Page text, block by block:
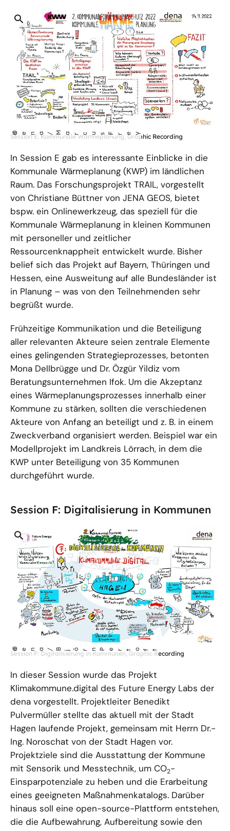
öffnet
in
einer
vergrößerten
Darstellung
©
dena/
Ma rcus Frey
Session E: Kommunale Wärmeplanung, Graphic Recording
In Session E gab es interessante Einblicke in die
Kommunale Wärmeplanung (KWP) im ländlichen
Raum. Das Forschungsprojekt TRAIL, vorgestellt
von Christiane Büttner von JENA GEOS, bietet
bspw. ein Onlinewerkzeug, das speziell für die
Kommunale Wärmeplanung in kleinen Kommunen
mit personeller und zeitlicher
Ressourcenknappheit entwickelt wurde. Bisher
belief sich das Projekt auf Bayern, Thüringen und
Hessen, eine Ausweitung auf alle Bundesländer ist
in Planung – was von den Teilnehmenden sehr
begrüßt wurde.
Frühzeitige Kommunikation und die Beteiligung
aller relevanten Akteure seien zentrale Elemente
eines gelingenden Strategieprozesses, betonten
Mona Dellbrügge und Dr. Özgür Yildiz vom
Beratungsunternehmen Ifok. Um die Akzeptanz
eines Wärmeplanungsprozesses innerhalb einer
Kommune zu stärken, sollten die verschiedenen
Akteure von Anfang an beteiligt und z. B. in einem
Zweckverband organisiert werden. Beispiel war ein
Modellprojekt im Landkreis Lörrach, in dem die
KWP unter Beteiligung von 35 Kommunen
durchgeführt wurde.
Session F: Digitalisierung in Kommunen
öffnet
in
einer
vergrößerten
Darstellung
©
dena/B j örn Pertoft
Session F: Digitalisierung in Kommunen­­, Graphic Recording
In dieser Session wurde das Projekt
Klimakommune.digital des Future Energy Labs der
dena vorgestellt. Projektleiter Benedikt
Pulvermüller stellte das aktuell mit der Stadt
Hagen laufende Projekt, gemeinsam mit Herrn Dr.-
Ing. Noroschat von der Stadt Hagen vor.
Projektziele sind die Ausstattung der Kommune
mit Sensorik und Messtechnik, um CO2-
Einsparpotenziale zu heben und die Erarbeitung
eines geeigneten Maßnahmenkatalogs. Darüber
hinaus soll eine open-source-Plattform entstehen,
die die Aufbewahrung, Aufbereitung sowie den